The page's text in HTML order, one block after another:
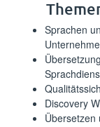
⁪⁪⁪‌‌​​​​‌​‌​‍​‌‍‌​‌‍‍‌‍‍​​‍‍‍‍‌‌‌​​‍‌‍​‍‍​⁪Sprachen
⁪⁪⁪‌‍​‍​‍‌​‍‌​‌‌‌‌‌‍​‍‍​‍‌‍‍‌​‍‍‍‍​‍​‍​​‌‌‌⁪Discovery
⁪⁪⁪‌​​‍‌‌‍‌‍‌​​‍​‌‍‌‌​‌​‌‍‍‍‌​‌​‌‍​​​​​​​‌​​⁪Übersetzen